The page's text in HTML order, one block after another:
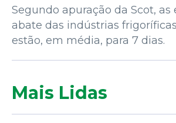
Segundo apuração da Scot, as
abate das indústrias
estão, em média, para 7 dias.
Mais Lidas